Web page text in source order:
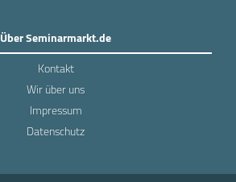
Über Seminarmarkt.de
Kontakt
Wir über uns
Impressum
Datenschutz